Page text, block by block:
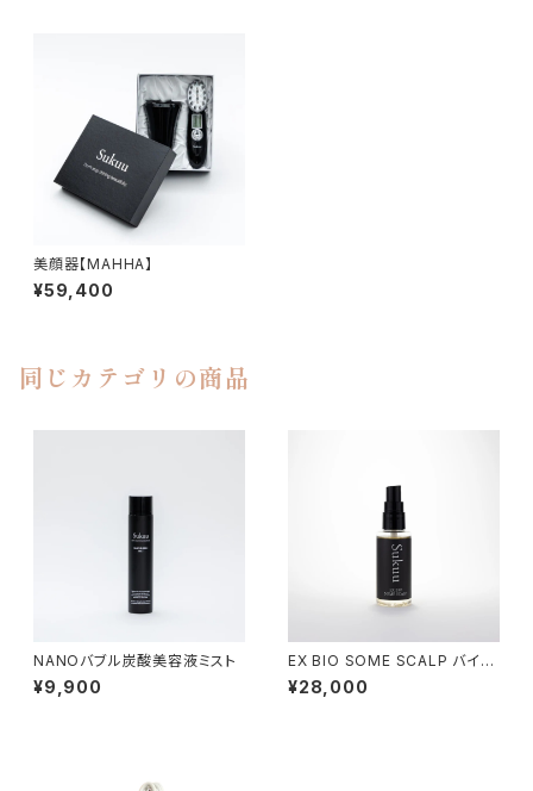
美顔器【MAHHA】
¥59,400
同じカテゴリの商品
NANOバブル炭酸美容液ミスト
¥9,900
EX BIO SOME SCALP バイオ
ソームスカルプ美容液 60ML
¥28,000